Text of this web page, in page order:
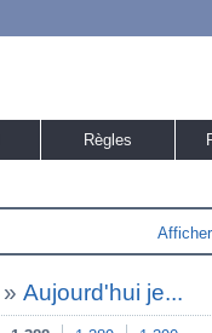
Règles
»Aujourd'hui je...